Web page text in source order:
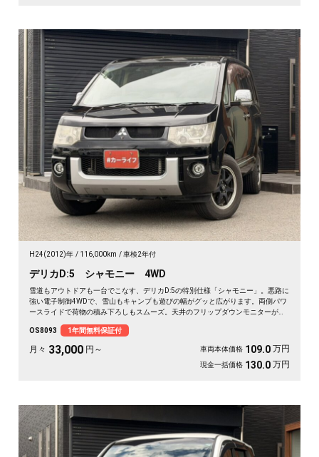
H24(2012)年 116,000km 車検2年付
デリカD:5 シャモニー 4WD
雪道もアウトドアも一台でこなす、デリカD:5の特別仕様「シャモニー」。悪路に
強い電子制御4WDで、雪山もキャンプも遊びの幅がグッと広がります。両側パワ
ースライドで荷物の積み下ろしもスムーズ。天井のフリップダウンモニターがあ
いた一台で、週末の遠出が待ち遠しくなりますよ。乗り込むほどに頼れる相棒に
💫🏔️🚗✌️《1年保証付》
OS8093 1年間無料保証付
月々 33,000 円～ 車両本体価格 109.0 万円
現金一括価格 130.0 万円